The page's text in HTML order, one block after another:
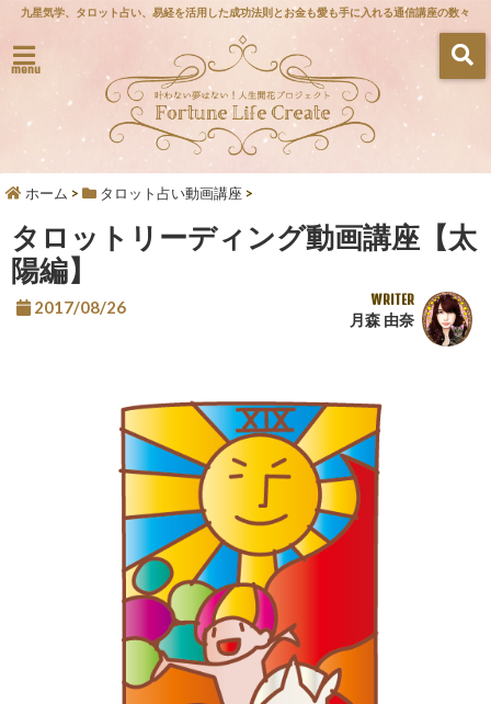
九星気学、タロット占い、易経を活用した成功法則とお金も愛も手に入れる通信講座の数々
menu
ホーム > タロット占い動画講座 >
タロットリーディング動画講座【太
陽編】
2017/08/26 WRITER
月森 由奈